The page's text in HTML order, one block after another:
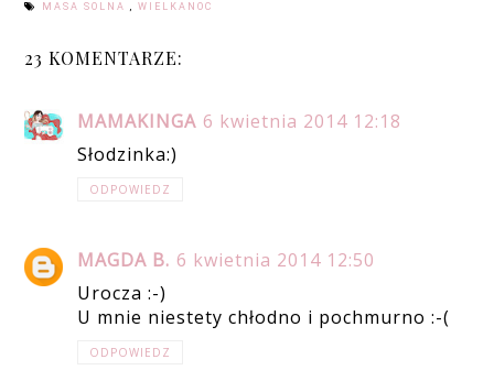
MASA SOLNA,WIELKANOC
23 KOMENTARZE:
MAMAKINGA 6 kwietnia 2014 12:18
Słodzinka:)
ODPOWIEDZ
MAGDA B. 6 kwietnia 2014 12:50
Urocza :-)
U mnie niestety chłodno i pochmurno :-(
ODPOWIEDZ